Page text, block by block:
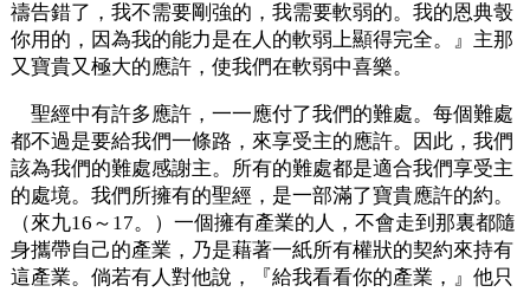
禱告錯了，我不需要剛強的，我需要軟弱的。我的恩典彀
你用的，因為我的能力是在人的軟弱上顯得完全。』主那
又寶貴又極大的應許，使我們在軟弱中喜樂。
聖經中有許多應許，一一應付了我們的難處。每個難處
都不過是要給我們一條路，來享受主的應許。因此，我們
該為我們的難處感謝主。所有的難處都是適合我們享受主
的處境。我們所擁有的聖經，是一部滿了寶貴應許的約。
（來九16～17。）一個擁有產業的人，不會走到那裏都隨
身攜帶自己的產業，乃是藉著一紙所有權狀的契約來持有
這產業。倘若有人對他說，『給我看看你的產業，』他只